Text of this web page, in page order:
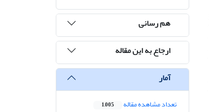
هم رسانی
ارجاع به این مقاله
آمار
تعداد مشاهده مقاله 1,005